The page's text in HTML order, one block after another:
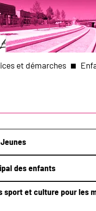
Aller
à
page
et démarches
des enfants
sport et culture pour les